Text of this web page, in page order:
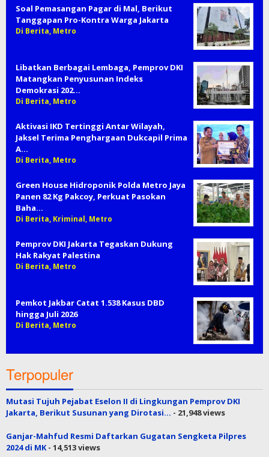
Inflasi Jakarta Juli 2026 Sentuh 2,5 Persen,
Daya Beli Tetap Terjaga
Soal Pemasangan Pagar di Mal, Berikut
Tanggapan Pro-Kontra Warga Jakarta
Di Berita, Metro
Libatkan Berbagai Lembaga, Pemprov DKI
Matangkan Penyusunan Indeks
Demokrasi 202…
Aktivasi IKD Tertinggi Antar Wilayah,
Jaksel Terima Penghargaan Dukcapil Prima
A…
Green House Hidroponik Polda Metro Jaya
Panen 82 Kg Pakcoy, Perkuat Pasokan
Pemprov DKI Jakarta Tegaskan Dukung
Hak Rakyat Palestina
Pemkot Jakbar Catat 1.538 Kasus DBD
hingga Juli 2026
Terpopuler